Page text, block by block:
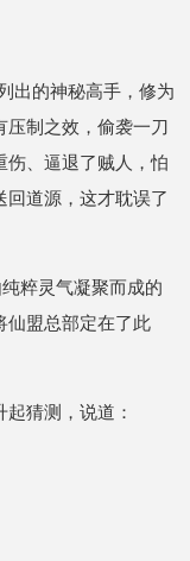
出的神秘高手，修为
压制之效，偷袭一刀
伤、逼退了贼人，怕
道源，这才耽误了
粹灵气凝聚而成的
仙盟总部定在了此
猜测，说道：